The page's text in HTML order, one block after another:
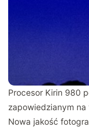
Procesor Kirin 980
zapowiedzianym
Nowa jakość